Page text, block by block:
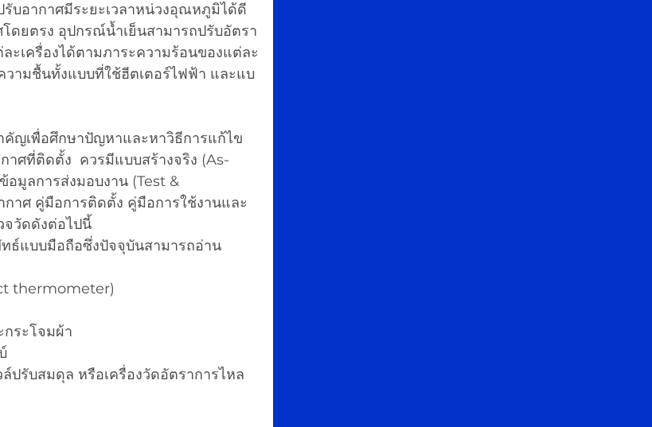
รับอากาศมีระยะเวลาหน่วงอุณหภูมิได้ดี
ดยตรง อุปกรณ์น้ำเย็นสามารถปรับอัตรา
ะเครื่องได้ตามภาระความร้อนของแต่ละ
วามชื้นทั้งแบบที่ใช้ฮีตเตอร์ไฟฟ้า และแบ
าศที่ติดตั้ง  ควรมีแบบสร้างจริง (As-
มูลการส่งมอบงาน (Test &
าศ คู่มือการติดตั้ง คู่มือการใช้งานและ
จวัดดังต่อไปนี้
ธ์แบบมือถือซึ่งปัจจุบันสามารถอ่าน
thermometer)
กระโจมผ้า
ปรับสมดุล หรือเครื่องวัดอัตราการไหล